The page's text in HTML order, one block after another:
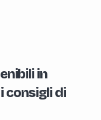
in
consigli di